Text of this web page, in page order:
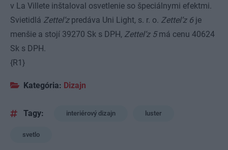
v La Villete inštaloval osvetlenie so špeciálnymi efektmi.
Svietidlá Zettel’zpredáva Uni Light, s. r. o. Zettel’z 6 je
menšie a stojí 39270 Sk s DPH, Zettel’z 5má cenu 40624
Sk s DPH.
{R1}
Kategória: Dizajn
Tagy: interiérový dizajn luster
svetlo